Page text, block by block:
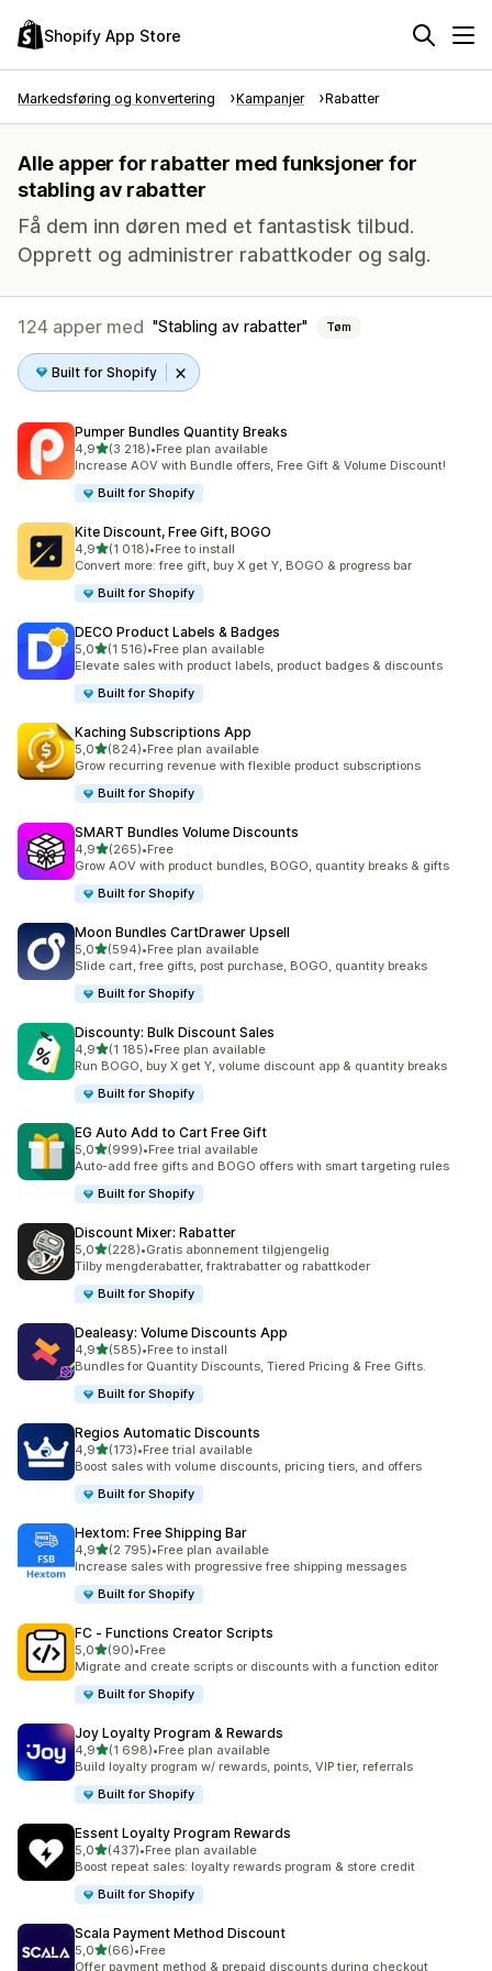
Shopify App Store
Markedsføring og konvertering Kampanjer Rabatter
Alle apper for rabatter med funksjoner for
stabling av rabatter
Få dem inn døren med et fantastisk tilbud.
Opprett og administrer rabattkoder og salg.
124 apper med Stabling av rabatter Tøm
Built for Shopify
Pumper Bundles Quantity Breaks
4,9av 5 stjerner
(3 218)
Totalt 3218 omtaler
•Free plan available
Increase AOV with Bundle offers, Free Gift & Volume Discount!
Built for Shopify
Kite Discount, Free Gift, BOGO
4,9av 5 stjerner
(1 018)
Totalt 1018 omtaler
•Free to install
Convert more: free gift, buy X get Y, BOGO & progress bar
Built for Shopify
DECO Product Labels & Badges
5,0av 5 stjerner
(1 516)
Totalt 1516 omtaler
•Free plan available
Elevate sales with product labels, product badges & discounts
Built for Shopify
Kaching Subscriptions App
5,0av 5 stjerner
(824)
Totalt 824 omtaler
•Free plan available
Grow recurring revenue with flexible product subscriptions
Built for Shopify
SMART Bundles Volume Discounts
4,9av 5 stjerner
(265)
Totalt 265 omtaler
•Free
Grow AOV with product bundles, BOGO, quantity breaks & gifts
Built for Shopify
Moon Bundles CartDrawer Upsell
5,0av 5 stjerner
(594)
Totalt 594 omtaler
•Free plan available
Slide cart, free gifts, post purchase, BOGO, quantity breaks
Built for Shopify
Discounty: Bulk Discount Sales
4,9av 5 stjerner
(1 185)
Totalt 1185 omtaler
•Free plan available
Run BOGO, buy X get Y, volume discount app & quantity breaks
Built for Shopify
EG Auto Add to Cart Free Gift
5,0av 5 stjerner
(999)
Totalt 999 omtaler
•Free trial available
Auto-add free gifts and BOGO offers with smart targeting rules
Built for Shopify
Discount Mixer: Rabatter
5,0av 5 stjerner
(228)
Totalt 228 omtaler
•Gratis abonnement tilgjengelig
Tilby mengderabatter, fraktrabatter og rabattkoder
Built for Shopify
Dealeasy: Volume Discounts App
4,9av 5 stjerner
(585)
Totalt 585 omtaler
•Free to install
Bundles for Quantity Discounts, Tiered Pricing & Free Gifts.
Built for Shopify
Regios Automatic Discounts
4,9av 5 stjerner
(173)
Totalt 173 omtaler
•Free trial available
Boost sales with volume discounts, pricing tiers, and offers
Built for Shopify
Hextom: Free Shipping Bar
4,9av 5 stjerner
(2 795)
Totalt 2795 omtaler
•Free plan available
Increase sales with progressive free shipping messages
Built for Shopify
FC ‑ Functions Creator Scripts
5,0av 5 stjerner
(90)
Totalt 90 omtaler
•Free
Migrate and create scripts or discounts with a function editor
Built for Shopify
Joy Loyalty Program & Rewards
4,9av 5 stjerner
(1 698)
Totalt 1698 omtaler
•Free plan available
Build loyalty program w/ rewards, points, VIP tier, referrals
Built for Shopify
Essent Loyalty Program Rewards
5,0av 5 stjerner
(437)
Totalt 437 omtaler
•Free plan available
Boost repeat sales: loyalty rewards program & store credit
Built for Shopify
Scala Payment Method Discount
5,0av 5 stjerner
(66)
Totalt 66 omtaler
•Free
Offer payment method & prepaid discounts during checkout